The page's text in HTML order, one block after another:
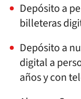
Depósito a
billeteras
Depósito a
digital a
años y con